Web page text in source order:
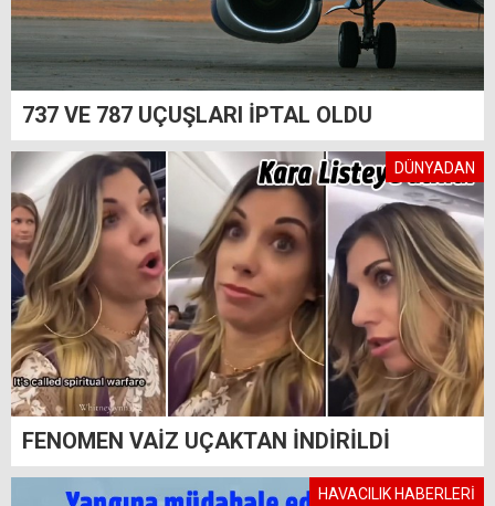
737 VE 787 UÇUŞLARI İPTAL OLDU
DÜNYADAN
FENOMEN VAİZ UÇAKTAN İNDİRİLDİ
HAVACILIK HABERLERİ